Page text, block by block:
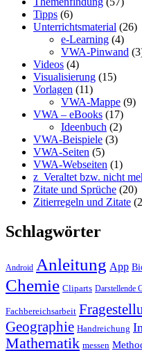
Tipps (6)
Unterrichtsmaterial (26)
e-Learning (4)
VWA-Pinwand
Videos (4)
Visualisierung (15)
Vorlagen (11)
VWA-Mappe (9)
VWA – eBooks (17)
Ideenbuch (2)
VWA-Beispiele (3)
VWA-Seiten (5)
VWA-Webseiten (1)
z_Veraltet bzw. nicht
Zitate und Sprüche (20)
Zitierregeln und Zitate
Schlagwörter
Android Anleitung App
Chemie Cliparts Darstellende
Fachbereichsarbeit
Geographie Handreichung
Mathematik messen